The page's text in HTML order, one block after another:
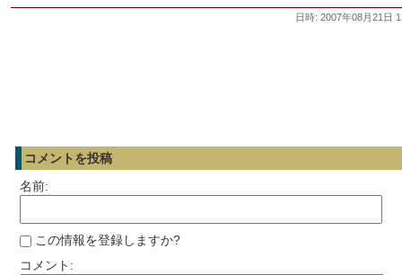
日時: 2007年08月21日
コメントを投稿
名前:
この情報を登録しますか?
コメント: